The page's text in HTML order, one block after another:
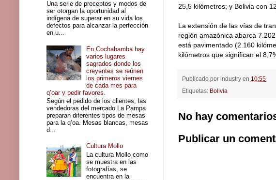
25,5 kilómetros; y Bolivia con
La extensión de las vías de
región amazónica abarca
está pavimentado (2.160
kilómetros que significan el
Publicado por industry en 10:55
Etiquetas: Bolivia
No hay
Publicar un
Una serie de preceptos y modos de
ser otorgan la oportunidad al
indígena de superar en su vida los
defectos para alcanzar la perfección
en u...
En Cochabamba hay
varios lugares
sagrados donde los
creyentes se reúnen
los primeros viernes
de cada mes para
q’oar y pedir favores.
Según el pedido de los clientes, las
vendedoras del mercado La Pampa
preparan diferentes tipos de mesas
para la q’oa. Mesas blancas, mesas
d...
Cultura Mollo
La cultura Mollo como
se muestra en las
fotografías, se
encuentra en la